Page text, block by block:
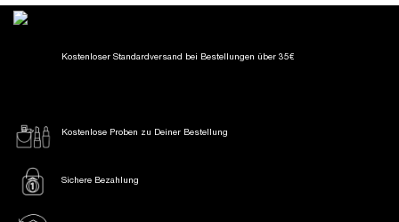
Kostenloser Standardversand bei Bestellungen über 35€
Kostenlose Proben zu Deiner Bestellung
Sichere Bezahlung